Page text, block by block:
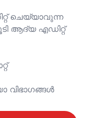
ചെയ്യാവുന്ന
ആദ്യ എഡിറ്റ്
വിഭാഗങ്ങൾ